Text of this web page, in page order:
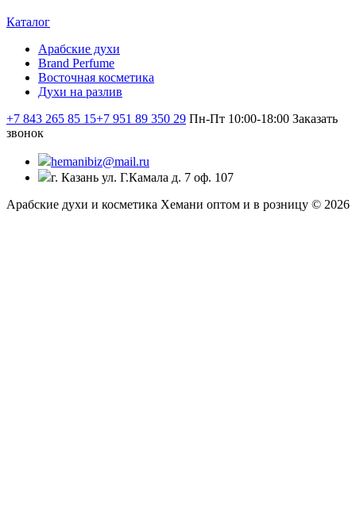
Каталог
Арабские духи
Brand Perfume
Восточная косметика
Духи на разлив
+7 843 265 85 15+7 951 89 350 29 Пн-Пт 10:00-18:00 Заказать
звонок
hemanibiz@mail.ru
г. Казань ул. Г.Камала д. 7 оф. 107
Арабские духи и косметика Хемани оптом и в розницу © 2026